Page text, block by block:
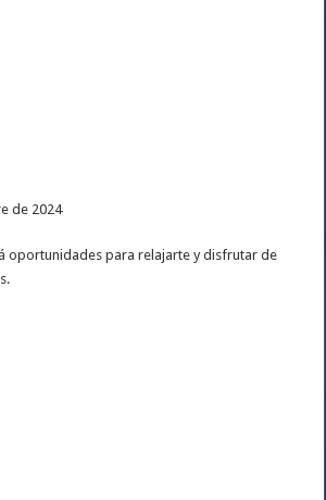
de 2024
oportunidades para relajarte y disfrutar de